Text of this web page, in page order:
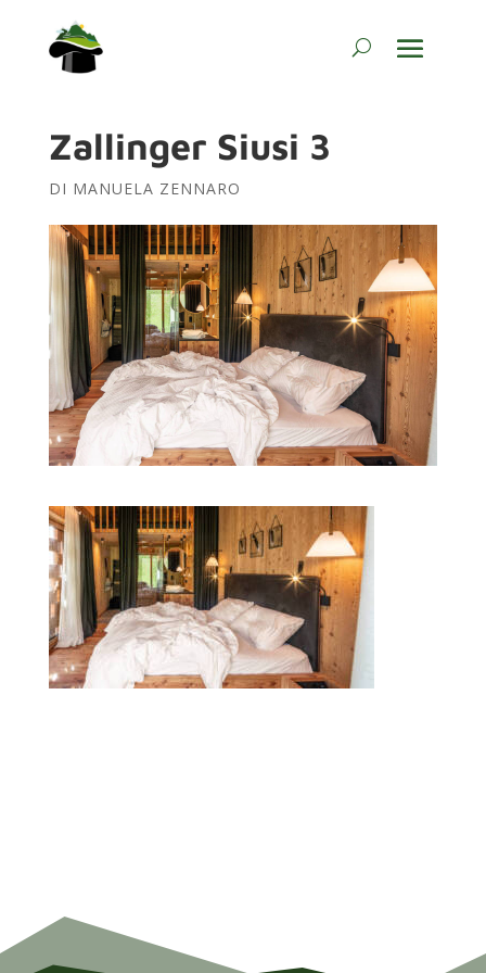
Zallinger Siusi 3
DI MANUELA ZENNARO